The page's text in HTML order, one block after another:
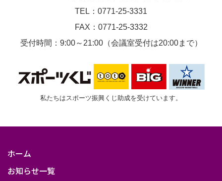
TEL：0771-25-3331
FAX：0771-25-3332
受付時間：9:00～21:00（会議室受付は20:00まで）
私たちはスポーツ振興くじ助成を受けています。
ホーム
お知らせ一覧